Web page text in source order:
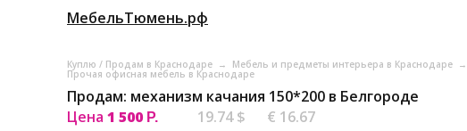
МебельТюмень.рф
Куплю / Продам в Краснодаре → Мебель и предметы интерьера в Краснодаре →
Прочая офисная мебель в Краснодаре
Продам: механизм качания 150*200 в Белгороде
Цена 1 500 Р. 19.74 $
€ 16.67